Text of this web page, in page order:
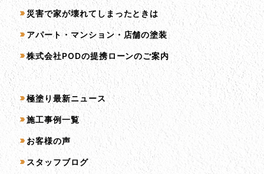
災害で家が壊れてしまったときは
アパート・マンション・店舗の塗装
株式会社PODの提携ローンのご案内
コンテンツ一覧
極塗り最新ニュース
施工事例一覧
お客様の声
スタッフブログ